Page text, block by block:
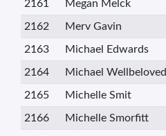
2161 Megan Melck
2162 Merv Gavin
2163 Michael Edwards
2164 Michael Wellbeloved
2165 Michelle Smit
2166 Michelle Smorfitt